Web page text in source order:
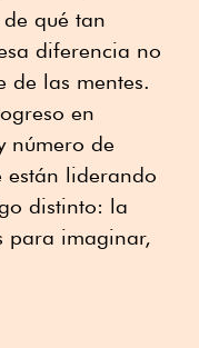
qué tan
diferencia no
de las mentes.
en
número de
están liderando
distinto: la
para imaginar,